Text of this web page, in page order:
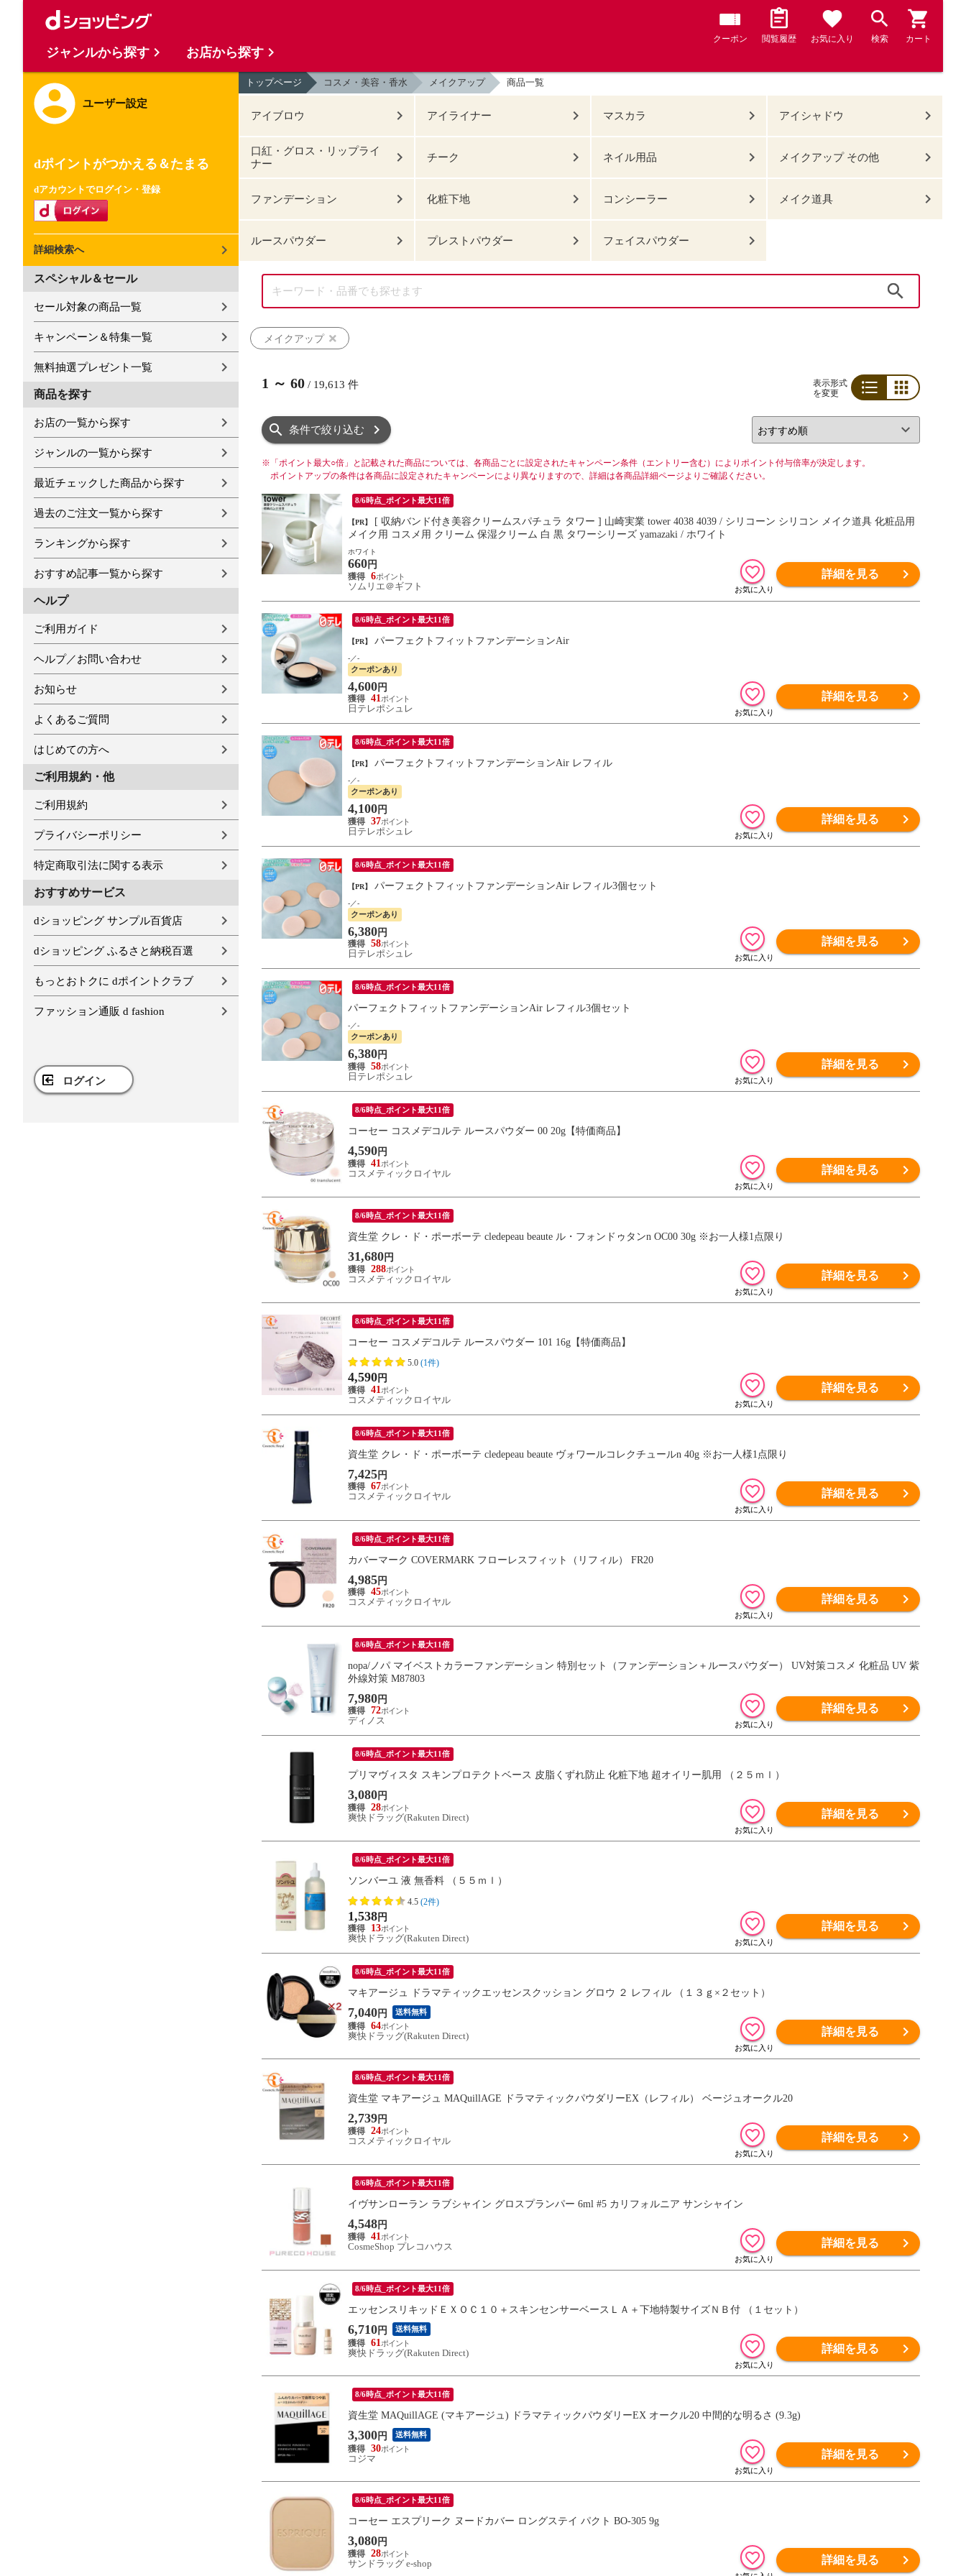
クーポン 閲覧履歴 お気に入り 検索 カート
ユーザー設定
dポイントがつかえる＆たまる
dアカウントでログイン・登録
詳細検索へ
スペシャル＆セール
セール対象の商品一覧
キャンペーン＆特集一覧
無料抽選プレゼント一覧
商品を探す
お店の一覧から探す
ジャンルの一覧から探す
最近チェックした商品から探す
過去のご注文一覧から探す
ランキングから探す
おすすめ記事一覧から探す
ヘルプ
ご利用ガイド
ヘルプ／お問い合わせ
お知らせ
よくあるご質問
はじめての方へ
ご利用規約・他
ご利用規約
プライバシーポリシー
特定商取引法に関する表示
おすすめサービス
dショッピング サンプル百貨店
dショッピング ふるさと納税百選
もっとおトクに dポイントクラブ
ファッション通販 d fashion
ログイン
トップページ コスメ・美容・香水 メイクアップ 商品一覧
アイブロウ アイライナー マスカラ アイシャドウ
口紅・グロス・リップライ
ナー
チーク ネイル用品 メイクアップ その他
ファンデーション 化粧下地 コンシーラー メイク道具
ルースパウダー プレストパウダー フェイスパウダー
メイクアップ
1 ～ 60 / 19,613 件
表示形式
を変更
条件で絞り込む
※ 「ポイント最大○倍」と記載された商品については、各商品ごとに設定されたキャンペーン条件（エントリー含む）によりポイント付与倍率が決定します。
ポイントアップの条件は各商品に設定されたキャンペーンにより異なりますので、詳細は各商品詳細ページよりご確認ください。
8/6時点_ポイント最大11倍
【PR】
メイク用 コスメ用 クリーム 保湿クリーム 白 黒 タワーシリーズ yamazaki / ホワイト
ホワイト
660 円
6
ソムリエ＠ギフト
詳細を見る
8/6時点_ポイント最大11倍
【PR】 パーフェクトフィットファンデーションAir
-／-
クーポンあり
4,600 円
41
日テレポシュレ
詳細を見る
8/6時点_ポイント最大11倍
【PR】 パーフェクトフィットファンデーションAir レフィル
-／-
クーポンあり
4,100 円
37
日テレポシュレ
詳細を見る
8/6時点_ポイント最大11倍
【PR】 パーフェクトフィットファンデーションAir レフィル3個セット
-／-
クーポンあり
6,380 円
58
日テレポシュレ
詳細を見る
8/6時点_ポイント最大11倍
パーフェクトフィットファンデーションAir レフィル3個セット
-／-
クーポンあり
6,380 円
58
日テレポシュレ
詳細を見る
8/6時点_ポイント最大11倍
コーセー コスメデコルテ ルースパウダー 00 20g【特価商品】
4,590 円
41
コスメティックロイヤル
詳細を見る
8/6時点_ポイント最大11倍
資生堂 クレ・ド・ポーボーテ cledepeau beaute ル・フォンドゥタンn OC00 30g ※お一人様1点限り
31,680 円
288
コスメティックロイヤル
詳細を見る
8/6時点_ポイント最大11倍
コーセー コスメデコルテ ルースパウダー 101 16g【特価商品】
5.0 (1件)
4,590 円
41
コスメティックロイヤル
詳細を見る
8/6時点_ポイント最大11倍
資生堂 クレ・ド・ポーボーテ cledepeau beaute ヴォワールコレクチュールn 40g ※お一人様1点限り
7,425 円
67
コスメティックロイヤル
詳細を見る
8/6時点_ポイント最大11倍
カバーマーク COVERMARK フローレスフィット（リフィル） FR20
4,985 円
45
コスメティックロイヤル
詳細を見る
8/6時点_ポイント最大11倍
nopa/ノパ マイベストカラーファンデーション 特別セット（ファンデーション＋ルースパウダー） UV対策コスメ 化粧品 UV 紫
外線対策 M87803
7,980 円
72
ディノス
詳細を見る
8/6時点_ポイント最大11倍
プリマヴィスタ スキンプロテクトベース 皮脂くずれ防止 化粧下地 超オイリー肌用 （２５ｍｌ）
3,080 円
28
爽快ドラッグ(Rakuten Direct)
詳細を見る
8/6時点_ポイント最大11倍
ソンバーユ 液 無香料 （５５ｍｌ）
4.5 (2件)
1,538 円
13
爽快ドラッグ(Rakuten Direct)
詳細を見る
8/6時点_ポイント最大11倍
マキアージュ ドラマティックエッセンスクッション グロウ ２ レフィル （１３ｇ×２セット）
7,040 円 送料無料
64
爽快ドラッグ(Rakuten Direct)
詳細を見る
8/6時点_ポイント最大11倍
資生堂 マキアージュ MAQuillAGE ドラマティックパウダリーEX（レフィル） ベージュオークル20
2,739 円
24
コスメティックロイヤル
詳細を見る
8/6時点_ポイント最大11倍
イヴサンローラン ラブシャイン グロスプランパー 6ml #5 カリフォルニア サンシャイン
4,548 円
41
CosmeShop プレコハウス
詳細を見る
8/6時点_ポイント最大11倍
エッセンスリキッドＥＸＯＣ１０＋スキンセンサーベースＬＡ＋下地特製サイズＮＢ付 （１セット）
6,710 円 送料無料
61
爽快ドラッグ(Rakuten Direct)
詳細を見る
8/6時点_ポイント最大11倍
資生堂 MAQuillAGE (マキアージュ) ドラマティックパウダリーEX オークル20 中間的な明るさ (9.3g)
3,300 円 送料無料
30
コジマ
詳細を見る
8/6時点_ポイント最大11倍
コーセー エスプリーク ヌードカバー ロングステイ パクト BO-305 9g
3,080 円
28
サンドラッグ e-shop
詳細を見る
ジャンルから探す お店から探す